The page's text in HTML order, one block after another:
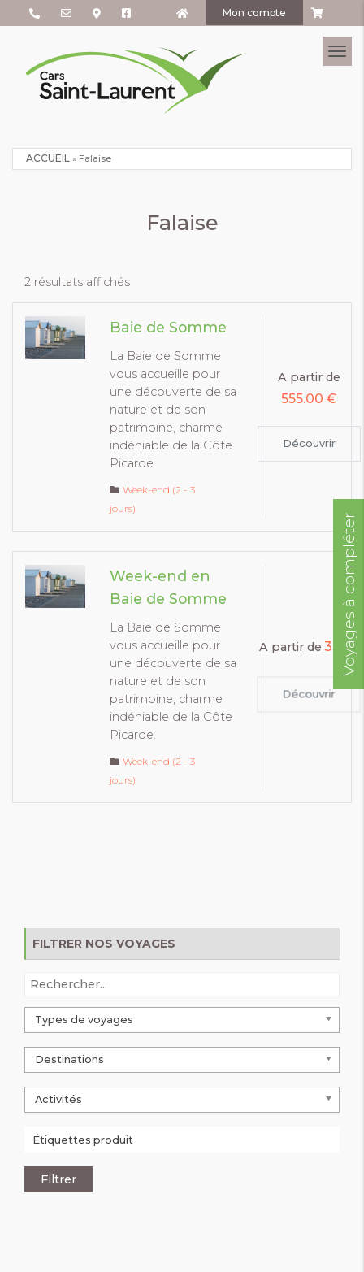
Mon compte
ACCUEIL » Falaise
Falaise
2 résultats affichés
Baie de Somme
La Baie de Somme
vous accueille pour
une découverte de sa
nature et de son
patrimoine, charme
indéniable de la Côte
Picarde.
Week-end (2 - 3
jours)
A partir de
555.00 €
Découvrir
Week-end en
Baie de Somme
La Baie de Somme
vous accueille pour
une découverte de sa
nature et de son
patrimoine, charme
indéniable de la Côte
Picarde.
Week-end (2 - 3
jours)
A partir de 335€
Découvrir
FILTRER NOS VOYAGES
Types de voyages
Destinations
Activités
Voyages à compléter